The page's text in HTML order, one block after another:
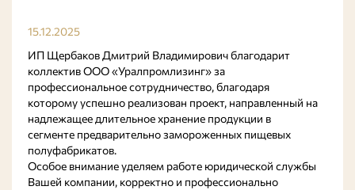
15.12.2025
ИП Щербаков Дмитрий Владимирович благодарит
коллектив ООО «Уралпромлизинг» за
профессиональное сотрудничество, благодаря
которому успешно реализован проект, направленный на
надлежащее длительное хранение продукции в
сегменте предварительно замороженных пищевых
полуфабрикатов.
Особое внимание уделяем работе юридической службы
Вашей компании, корректно и профессионально